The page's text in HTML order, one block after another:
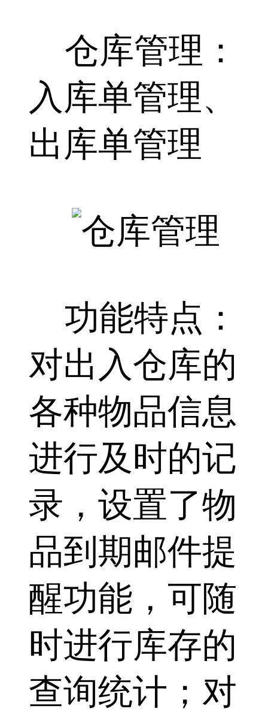
仓库管理：
入库单管理、
出库单管理
功能特点：
对出入仓库的
各种物品信息
进行及时的记
录，设置了物
品到期邮件提
醒功能，可随
时进行库存的
查询统计；对